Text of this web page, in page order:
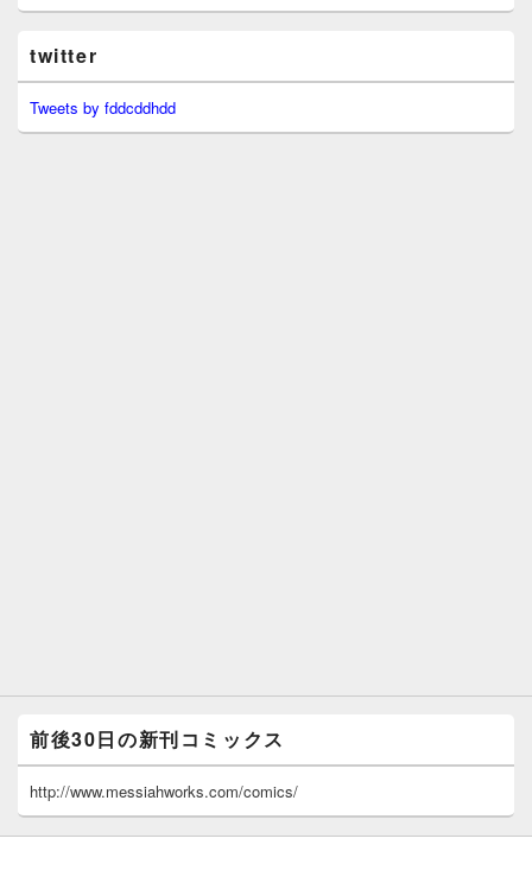
twitter
Tweets by fddcddhdd
前後30日の新刊コミックス
http://www.messiahworks.com/comics/